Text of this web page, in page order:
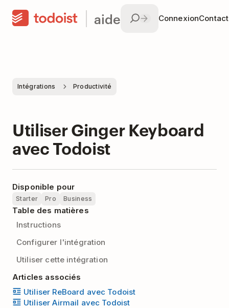
aide Connexion
Intégrations Productivité
Utiliser Ginger Keyboard
avec Todoist
Disponible pour
Starter Pro Business
Table des matières
Instructions
Configurer l'intégration
Utiliser cette intégration
Articles associés
Utiliser ReBoard avec Todoist
Utiliser Airmail avec Todoist